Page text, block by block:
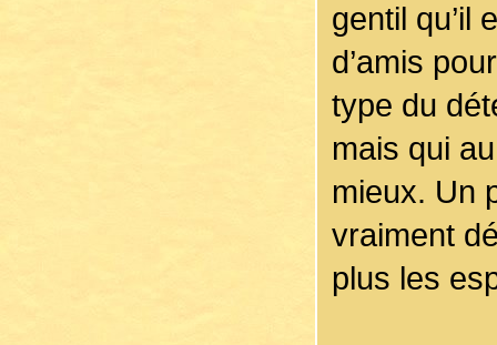
gentil qu’il
d’amis
type du
mais qui
mieux. Un
vraiment
plus les